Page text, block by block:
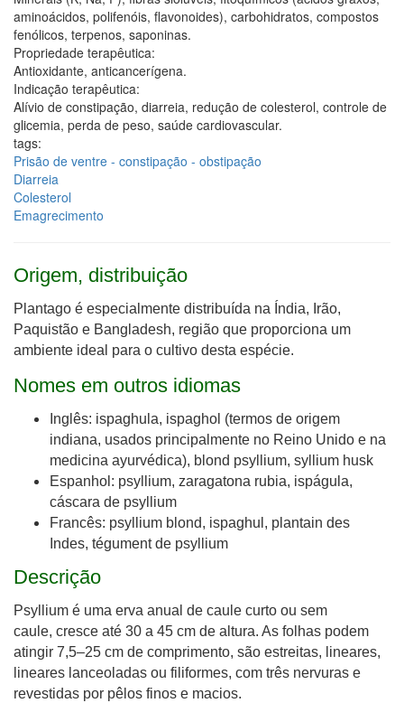
aminoácidos, polifenóis, flavonoides), carbohidratos, compostos
fenólicos, terpenos, saponinas.
Propriedade terapêutica:
Antioxidante, anticancerígena.
Indicação terapêutica:
Alívio de constipação, diarreia, redução de colesterol, controle de
glicemia, perda de peso, saúde cardiovascular.
tags:
Prisão de ventre - constipação - obstipação
Diarreia
Colesterol
Emagrecimento
Origem, distribuição
Plantago é especialmente distribuída na Índia, Irão,
Paquistão e Bangladesh, região que proporciona um
ambiente ideal para o cultivo desta espécie.
Nomes em outros idiomas
Inglês: ispaghula, ispaghol (termos de origem
indiana, usados principalmente no Reino Unido e na
medicina ayurvédica), blond psyllium, syllium husk
Espanhol: psyllium, zaragatona rubia, ispágula,
cáscara de psyllium
Francês: psyllium blond, ispaghul, plantain des
Indes, tégument de psyllium
Descrição
Psyllium é uma erva anual de caule curto ou sem
caule, cresce até 30 a 45 cm de altura. As folhas podem
atingir 7,5–25 cm de comprimento, são estreitas, lineares,
lineares lanceoladas ou filiformes, com três nervuras e
revestidas por pêlos finos e macios.